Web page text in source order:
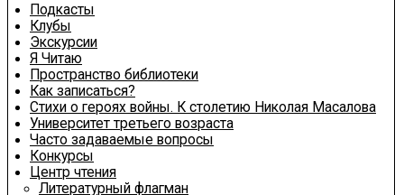
Подкасты
Клубы
Экскурсии
Я Читаю
Пространство библиотеки
Как записаться?
Стихи о героях войны. К столетию Николая Масалова
Университет третьего возраста
Часто задаваемые вопросы
Конкурсы
Центр чтения
Литературный флагман